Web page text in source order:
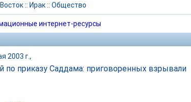
:: Ирак:: Общество
интернет-ресурсы
2003 г.,
по приказу Саддама: приговоренных взрывали